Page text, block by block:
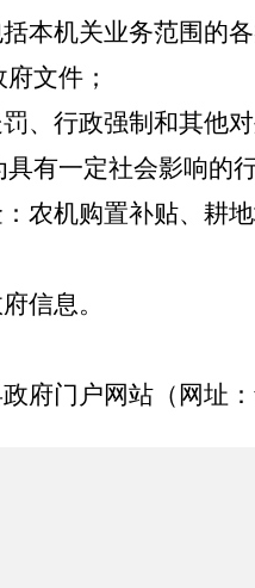
本机关业务范围的
文件；
、行政强制和其他
有一定社会影响的
农机购置补贴、耕
信息。
政府门户网站（网址：